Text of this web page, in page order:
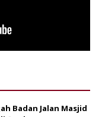
Badan Jalan Masjid